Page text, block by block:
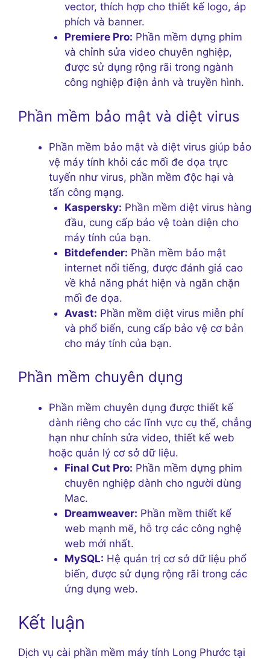
vector, thích hợp cho thiết kế logo, áp
phích và banner.
Premiere Pro: Phần mềm dựng phim
và chỉnh sửa video chuyên nghiệp,
được sử dụng rộng rãi trong ngành
công nghiệp điện ảnh và truyền hình.
Phần mềm bảo mật và diệt virus
Phần mềm bảo mật và diệt virus giúp bảo
vệ máy tính khỏi các mối đe dọa trực
tuyến như virus, phần mềm độc hại và
tấn công mạng.
Kaspersky: Phần mềm diệt virus hàng
đầu, cung cấp bảo vệ toàn diện cho
máy tính của bạn.
Bitdefender: Phần mềm bảo mật
internet nổi tiếng, được đánh giá cao
về khả năng phát hiện và ngăn chặn
mối đe dọa.
Avast: Phần mềm diệt virus miễn phí
và phổ biến, cung cấp bảo vệ cơ bản
cho máy tính của bạn.
Phần mềm chuyên dụng
Phần mềm chuyên dụng được thiết kế
dành riêng cho các lĩnh vực cụ thể, chẳng
hạn như chỉnh sửa video, thiết kế web
hoặc quản lý cơ sở dữ liệu.
Final Cut Pro: Phần mềm dựng phim
chuyên nghiệp dành cho người dùng
Mac.
Dreamweaver: Phần mềm thiết kế
web mạnh mẽ, hỗ trợ các công nghệ
web mới nhất.
MySQL: Hệ quản trị cơ sở dữ liệu phổ
biến, được sử dụng rộng rãi trong các
ứng dụng web.
Kết luận
Dịch vụ cài phần mềm máy tính Long Phước tại